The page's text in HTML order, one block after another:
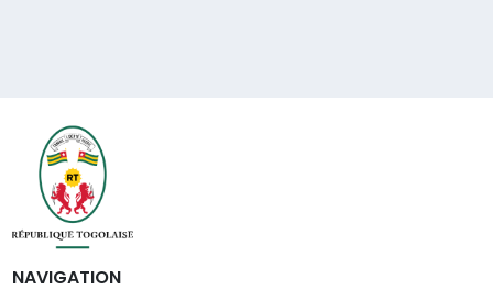
NAVIGATION